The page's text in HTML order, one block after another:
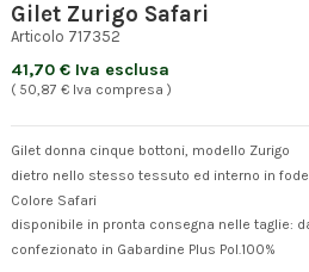
Gilet Zurigo Safari
Articolo 717352
41,70 € Iva esclusa
( 50,87 € Iva compresa )
Gilet donna cinque bottoni, modello Zurigo
dietro nello stesso tessuto ed interno in
Colore Safari
disponibile in pronta consegna nelle taglie:
confezionato in Gabardine Plus Pol.100%